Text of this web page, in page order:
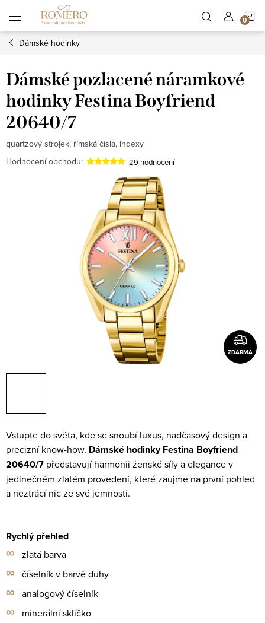
obsah
Dámské hodinky
Dámské pozlacené náramkové
hodinky Festina Boyfriend
20640/7
quartzový strojek, římská čísla, indexy
Hodnocení obchodu:
29 hodnocení
ZDARMA
Vstupte do světa, kde se snoubí luxus, nadčasový design a
precizní know-how. Dámské hodinky Festina Boyfriend
20640/7 představují harmonii ženské síly a elegance v
jedinečném zlatém provedení, které zaujme na první pohled
a neztrácí nic ze své jemnosti.
Rychlý přehled
∞ zlatá barva
∞ číselník v barvě duhy
∞ analogový číselník
∞ minerální sklíčko